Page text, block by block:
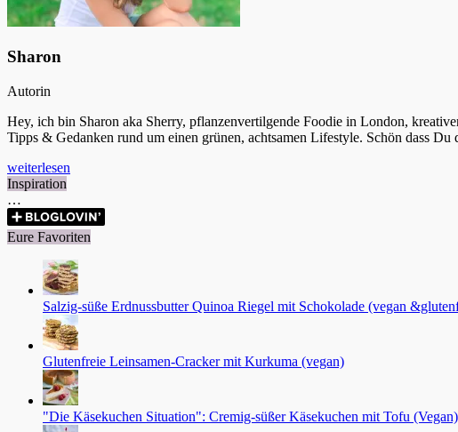
Sharon
Autorin
Hey, ich bin Sharon aka Sherry, pflanzenvertilgende Foodie in London,
Tipps & Gedanken rund um einen grünen, achtsamen Lifestyle. Schön dass Du
weiterlesen
Inspiration
…
Eure Favoriten
Salzig-süße Erdnussbutter Quinoa Riegel mit Schokolade (vegan
Glutenfreie Leinsamen-Cracker mit Kurkuma (vegan)
"Die Käsekuchen Situation": Cremig-süßer Käsekuchen mit Tofu (Vegan)